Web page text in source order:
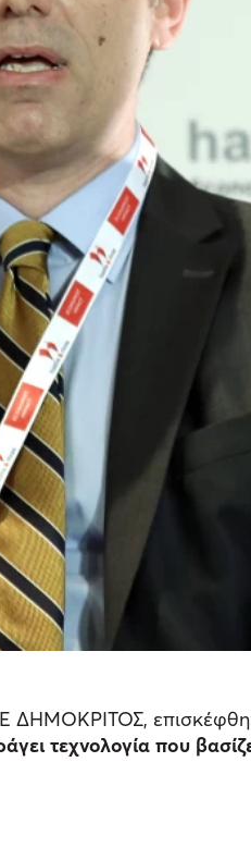
ΔΗΜΟΚΡΙΤΟΣ,
τεχνολογία που